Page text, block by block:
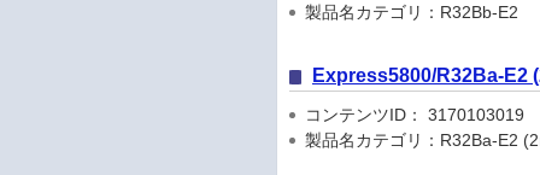
製品名カテゴリ：R32Bb-E2
Express5800/R32Ba-E2
コンテンツID： 3170103019
製品名カテゴリ：R32Ba-E2